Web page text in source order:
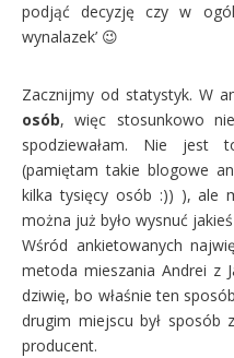
podjąć decyzję czy w
wynalazek’ 😉
Zacznijmy od statystyk. W
osób, więc stosunkowo
spodziewałam. Nie jest
(pamiętam takie blogowe
kilka tysięcy osób :)) ), ale
można już było wysnuć
Wśród ankietowanych
metoda mieszania Andrei z
dziwię, bo właśnie ten
drugim miejscu był sposób
producent.